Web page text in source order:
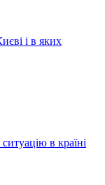
і в яких
в країні